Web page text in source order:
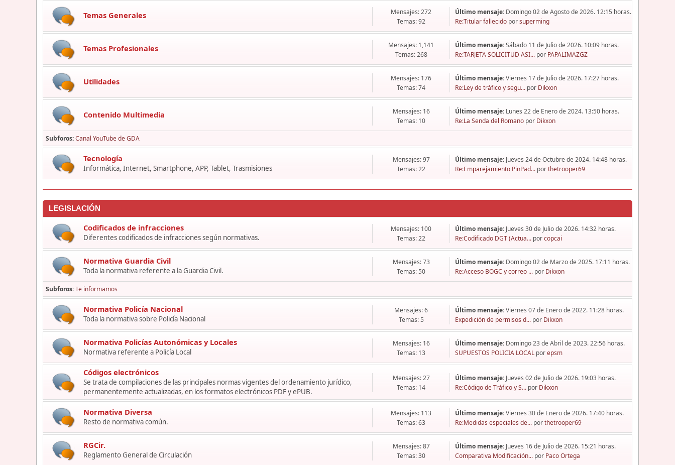
Temas Generales
Mensajes: 272
Temas: 92
Último mensaje: Domingo 02 de Agosto de 2026. 12:15 horas.
Re:Titular fallecido porsuperming
Temas Profesionales
Mensajes: 1,141
Temas: 268
Último mensaje:Sábado 11 de Julio de 2026. 10:09 horas.
Re:TARJETA SOLICITUD ASI... por PAPALIMAZGZ
Utilidades
Mensajes: 176
Temas: 74
Último mensaje:Viernes 17 de Julio de 2026. 17:27 horas.
Re:Ley de tráfico y segu... por Dikxon
Contenido Multimedia
Mensajes: 16
Temas: 10
Último mensaje: Lunes 22 de Enero de 2024. 13:50 horas.
Re:La Senda del Romano por Dikxon
Subforos Canal YouTube de GDA
Tecnología
Informática, Internet, Smartphone, APP, Tablet, Trasmisiones
Mensajes: 97
Temas: 22
Último mensaje: Jueves 24 de Octubre de 2024. 14:48 horas.
Re:Emparejamiento PinPad... porthetrooper69
LEGISLACIÓN
Codificados de infracciones
Diferentes codificados de infracciones según normativas.
Mensajes: 100
Temas: 22
Último mensaje: Jueves 30 de Julio de 2026. 14:32 horas.
Re:Codificado DGT (Actua... porcopcai
Normativa Guardia Civil
Toda la normativa referente a la Guardia Civil.
Mensajes: 73
Temas: 50
Último mensaje: Domingo 02 de Marzo de 2025. 17:11 horas.
Re:Acceso BOGC y correo ... por Dikxon
Subforos Te informamos
Normativa Policía Nacional
Toda la normativa sobre Policía Nacional
Mensajes: 6
Temas: 5
Último mensaje:Viernes 07 de Enero de 2022. 11:28 horas.
Expedición de permisos d... por Dikxon
Normativa Policías Autonómicas y Locales
Normativa referente a Policía Local
Mensajes: 16
Temas: 13
Último mensaje: Domingo 23 de Abril de 2023. 22:56 horas.
SUPUESTOS POLICIA LOCAL porepsm
Códigos electrónicos
Se trata de compilaciones de las principales normas vigentes del ordenamiento jurídico,
permanentemente actualizadas, en los formatos electrónicos PDF y ePUB.
Mensajes: 27
Temas: 14
Último mensaje: Jueves 02 de Julio de 2026. 19:03 horas.
Re:Código de Tráfico y S... por Dikxon
Normativa Diversa
Resto de normativa común.
Mensajes: 113
Temas: 63
Último mensaje:Viernes 30 de Enero de 2026. 17:40 horas.
Re:Medidas especiales de... porthetrooper69
RGCir.
Reglamento General de Circulación
Mensajes: 87
Temas: 30
Último mensaje: Jueves 16 de Julio de 2026. 15:21 horas.
Comparativa Modificación... por Paco Ortega